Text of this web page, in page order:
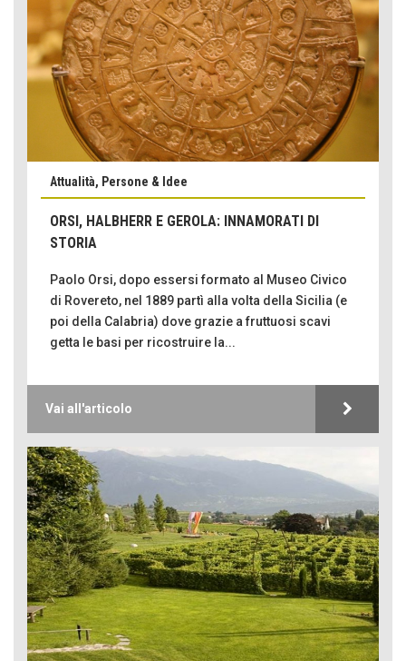
Attualità, Persone & Idee
ORSI, HALBHERR E GEROLA: INNAMORATI DI
STORIA
Paolo Orsi, dopo essersi formato al Museo Civico
di Rovereto, nel 1889 partì alla volta della Sicilia (e
poi della Calabria) dove grazie a fruttuosi scavi
getta le basi per ricostruire la...
Vai all'articolo